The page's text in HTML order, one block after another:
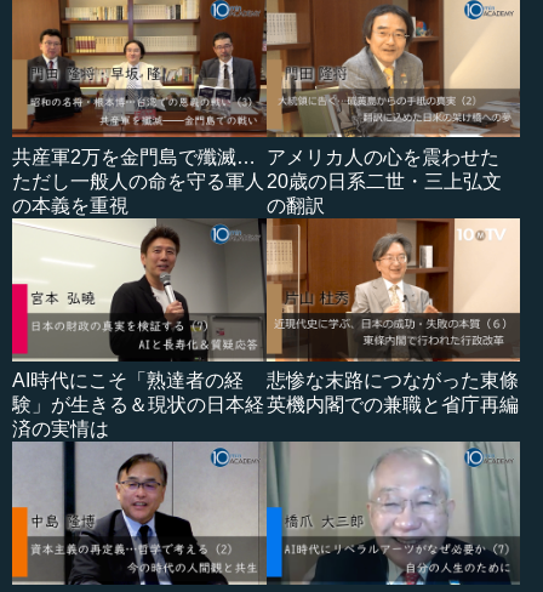
共産軍2万を金門島で殲滅…
ただし一般人の命を守る軍人
の本義を重視
アメリカ人の心を震わせた
20歳の日系二世・三上弘文
の翻訳
AI時代にこそ「熟達者の経
験」が生きる＆現状の日本経
済の実情は
悲惨な末路につながった東條
英機内閣での兼職と省庁再編